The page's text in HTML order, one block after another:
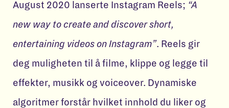
August 2020 lanserte Instagram Reels; “A
new way to create and discover short,
entertaining videos on Instagram”. Reels gir
deg muligheten til å filme, klippe og legge til
effekter, musikk og voiceover. Dynamiske
algoritmer forstår hvilket innhold du liker og